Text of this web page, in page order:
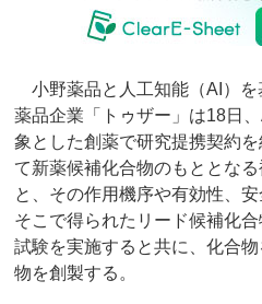
小野薬品と人工知能（AI）を
薬品企業「トゥザー」は18日
象とした創薬で研究提携契約
て新薬候補化合物のもととな
と、その作用機序や有効性、
そこで得られたリード候補化
試験を実施すると共に、化合
物を創製する。